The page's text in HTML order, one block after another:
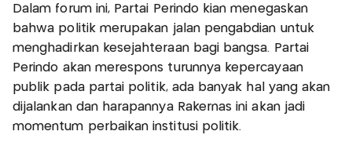
Dalam forum ini, Partai Perindo kian menegaskan
bahwa politik merupakan jalan pengabdian untuk
menghadirkan kesejahteraan bagi bangsa. Partai
Perindo akan merespons turunnya kepercayaan
publik pada partai politik, ada banyak hal yang akan
dijalankan dan harapannya Rakernas ini akan jadi
momentum perbaikan institusi politik.